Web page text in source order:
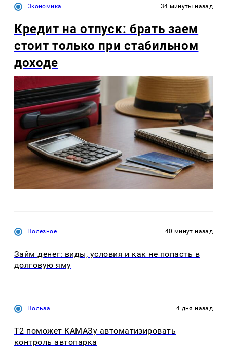
Экономика 34 минуты назад
Кредит на отпуск: брать заем
стоит только при стабильном
доходе
Полезное 40 минут назад
Займ денег: виды, условия и как не попасть в
долговую яму
Польза 4 дня назад
T2 поможет КАМАЗу автоматизировать
контроль автопарка